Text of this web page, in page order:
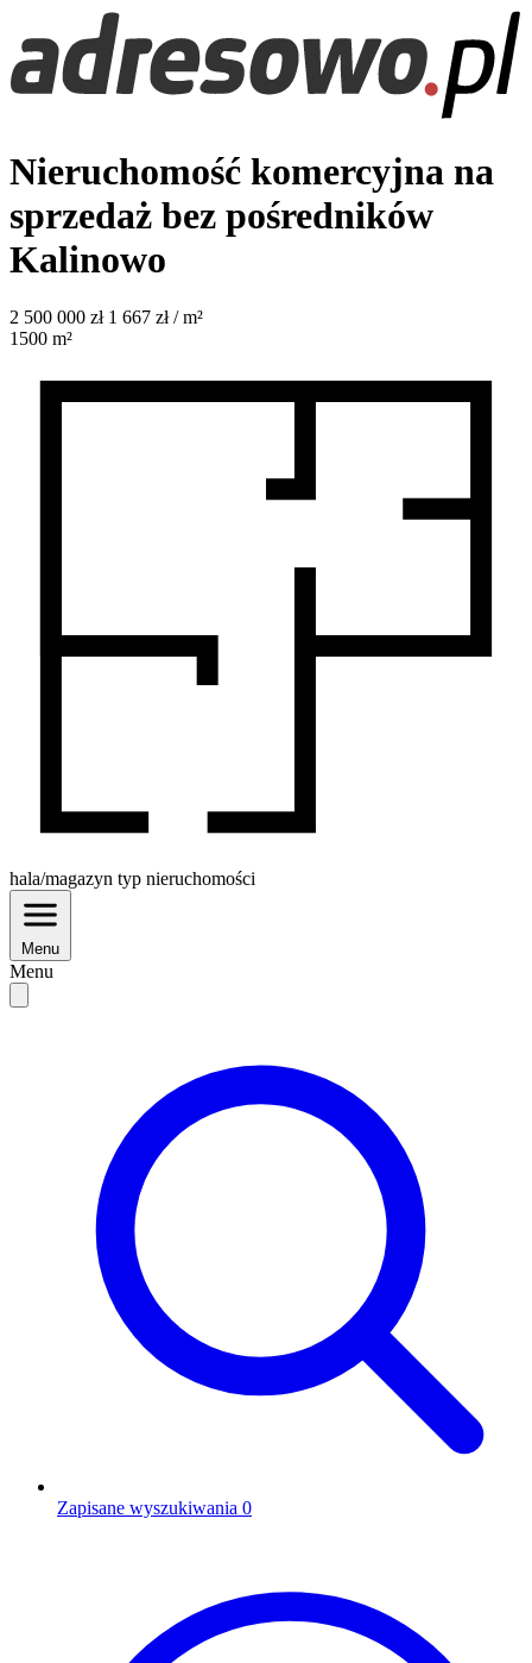
Nieruchomość komercyjna na
sprzedaż bez pośredników
Kalinowo
2 500 000 zł 1 667 zł / m²
1500 m²
hala/magazyn typ nieruchomości
Menu
Menu
Zapisane wyszukiwania 0